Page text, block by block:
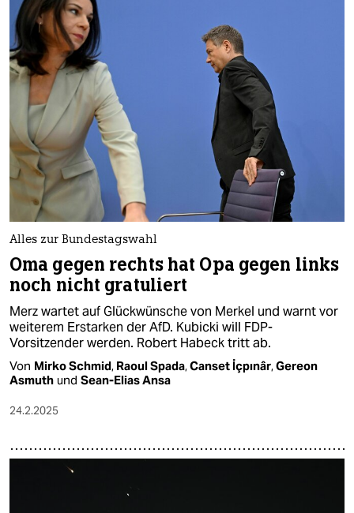
Alles zur Bundestagswahl
Oma gegen rechts hat Opa gegen links
noch nicht gratuliert
Merz wartet auf Glückwünsche von Merkel und warnt vor
weiterem Erstarken der AfD. Kubicki will FDP-
Vorsitzender werden. Robert Habeck tritt ab.
Von Mirko Schmid, Raoul Spada,Canset İçpınâr,Gereon
Asmuth und Sean-Elias Ansa
24.2.2025